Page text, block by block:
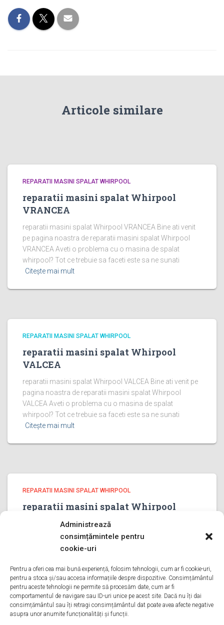
Administrează
consimțămintele pentru
cookie-uri
Pentru a oferi cea mai bună experiență, folosim tehnologii, cum ar fi cookie-uri,
pentru a stoca și/sau accesa informațiile despre dispozitive. Consimțământul
pentru aceste tehnologii ne permite să procesăm date, cum ar fi
comportamentul de navigare sau ID-uri unice pe acest site. Dacă nu îți dai
consimțământul sau îți retragi consimțământul dat poate avea afecte negative
asupra unor anumite funcționalități și funcții.
Articole similare
REPARATII MASINI SPALAT WHIRPOOL
reparatii masini spalat Whirpool
VRANCEA
reparatii masini spalat Whirpool VRANCEA Bine ati venit
pe pagina noastra de reparatii masini spalat Whirpool
VRANCEA Aveti o problema cu o masina de spalat
whirpool? Tot ce trebuie sa faceti este sa ne sunati
Citește mai mult
REPARATII MASINI SPALAT WHIRPOOL
reparatii masini spalat Whirpool
VALCEA
reparatii masini spalat Whirpool VALCEA Bine ati venit pe
pagina noastra de reparatii masini spalat Whirpool
VALCEA Aveti o problema cu o masina de spalat
whirpool? Tot ce trebuie sa faceti este sa ne sunati
Citește mai mult
REPARATII MASINI SPALAT WHIRPOOL
reparatii masini spalat Whirpool
PRAHOVA
reparatii masini spalat Whirpool PRAHOVA Bine ati venit
pe pagina noastra de reparatii masini spalat Whirpool
whirpool? Tot ce trebuie sa faceti este sa ne sunati
Citește mai mult